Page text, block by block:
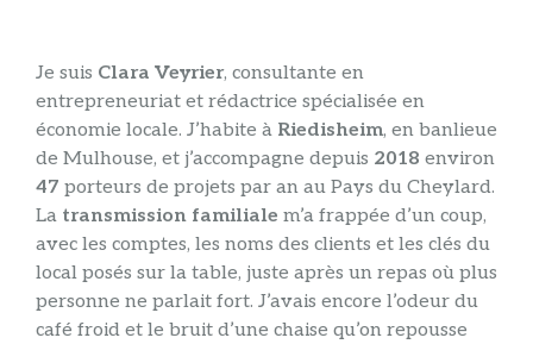
Je suis Clara Veyrier, consultante en
entrepreneuriat et rédactrice spécialisée en
économie locale. J’habite à Riedisheim, en banlieue
de Mulhouse, et j’accompagne depuis 2018 environ
47 porteurs de projets par an au Pays du Cheylard.
La transmission familiale m’a frappée d’un coup,
avec les comptes, les noms des clients et les clés du
local posés sur la table, juste après un repas où plus
personne ne parlait fort. J’avais encore l’odeur du
café froid et le bruit d’une chaise qu’on repousse